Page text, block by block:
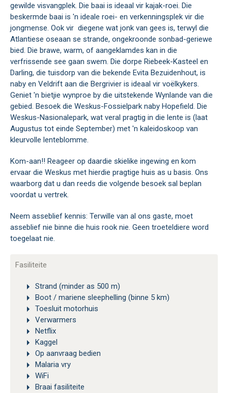
gewilde visvangplek. Die baai is ideaal vir kajak-roei. Die
beskermde baai is 'n ideale roei- en verkenningsplek vir die
jongmense. Ook vir diegene wat jonk van gees is, terwyl die
Atlantiese oseaan se strande, ongekroonde sonbad-geriewe
bied. Die brawe, warm, of aangeklamdes kan in die
verfrissende see gaan swem. Die dorpe Riebeek-Kasteel en
Darling, die tuisdorp van die bekende Evita Bezuidenhout, is
naby en Veldrift aan die Bergrivier is ideaal vir voëlkykers.
Geniet 'n bietjie wynproe by die uitstekende Wynlande van die
gebied. Besoek die Weskus-Fossielpark naby Hopefield. Die
Weskus-Nasionalepark, wat veral pragtig in die lente is (laat
Augustus tot einde September) met 'n kaleidoskoop van
kleurvolle lenteblomme.
Kom-aan!! Reageer op daardie skielike ingewing en kom
ervaar die Weskus met hierdie pragtige huis as u basis. Ons
waarborg dat u dan reeds die volgende besoek sal beplan
voordat u vertrek.
Neem asseblief kennis: Terwille van al ons gaste, moet
asseblief nie binne die huis rook nie. Geen troeteldiere word
toegelaat nie.
Fasiliteite
Strand (minder as 500 m)
Boot / mariene sleephelling (binne 5 km)
Toesluit motorhuis
Verwarmers
Netflix
Kaggel
Op aanvraag bedien
Malaria vry
WiFi
Braai fasiliteite